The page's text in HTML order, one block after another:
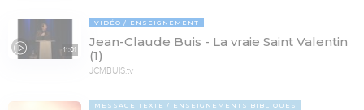
11:01
VIDÉO ENSEIGNEMENT
Jean-Claude Buis - La vraie Saint Valentin
(1)
JCMBUIS.tv
MESSAGE TEXTE ENSEIGNEMENTS BIBLIQUES